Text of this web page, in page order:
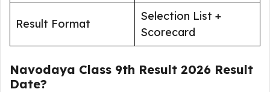
Result Format
Selection List +
Scorecard
Navodaya Class 9th Result 2026 Result
Date?